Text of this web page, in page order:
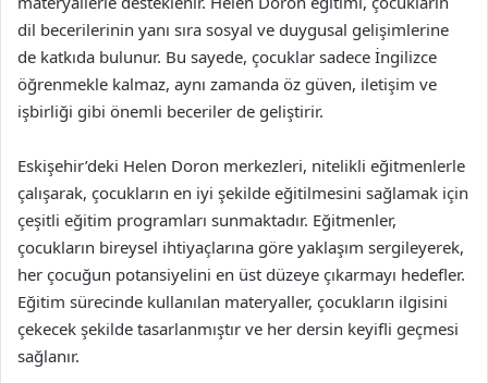
dil becerilerinin yanı sıra sosyal ve duygusal gelişimlerine
de katkıda bulunur. Bu sayede, çocuklar sadece İngilizce
öğrenmekle kalmaz, aynı zamanda öz güven, iletişim ve
işbirliği gibi önemli beceriler de geliştirir.
Eskişehir’deki Helen Doron merkezleri, nitelikli eğitmenlerle
çalışarak, çocukların en iyi şekilde eğitilmesini sağlamak için
çeşitli eğitim programları sunmaktadır. Eğitmenler,
çocukların bireysel ihtiyaçlarına göre yaklaşım sergileyerek,
her çocuğun potansiyelini en üst düzeye çıkarmayı hedefler.
Eğitim sürecinde kullanılan materyaller, çocukların ilgisini
çekecek şekilde tasarlanmıştır ve her dersin keyifli geçmesi
sağlanır.